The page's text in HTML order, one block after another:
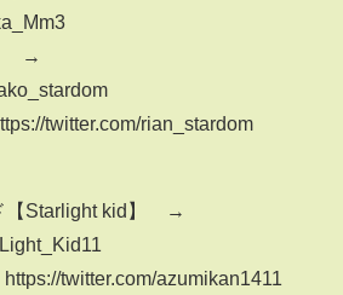
】 →
twitter.com/rian_stardom
【Starlight kid】 →
twitter.com/azumikan1411